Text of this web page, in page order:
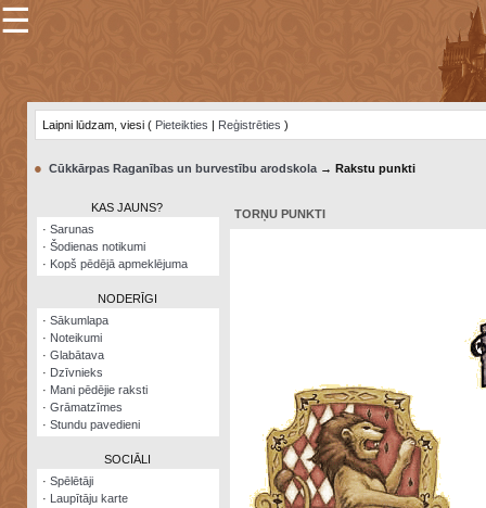
×
Šodienas
notikumi
Visatcera
almanahs
Arhīvs
☰
Laipni lūdzam, viesi ( Pieteikties | Reģistrēties )
● Cūkkārpas Raganības un burvestību arodskola → Rakstu punkti
KAS JAUNS?
·Sarunas
·Šodienas notikumi
· Kopš pēdējā apmeklējuma
NODERĪGI
·Sākumlapa
· Noteikumi
·Glabātava
· Dzīvnieks
· Mani pēdējie raksti
·Grāmatzīmes
·Stundu pavedieni
SOCIĀLI
·Spēlētāji
· Laupītāju karte
TORŅU PUNKTI